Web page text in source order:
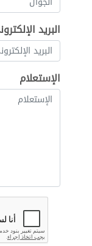
البريد
الإستعلام